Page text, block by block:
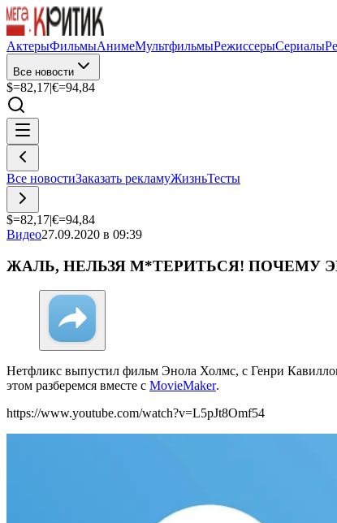
АктерыФильмыАнимеМультфильмыРежиссерыСериалы
Все новости
$=82,17|€=94,84
Все новостиЗаказать рекламуЖизньТесты
$=82,17|€=94,84
Видео27.09.2020 в 09:39
ЖАЛЬ, НЕЛЬЗЯ М*ТЕРИТЬСЯ! ПОЧЕМУ
Нетфликс выпустил фильм Энола Холмс, с Генри
этом разберемся вместе с MovieMaker.
https://www.youtube.com/watch?v=L5pJt8Omf54